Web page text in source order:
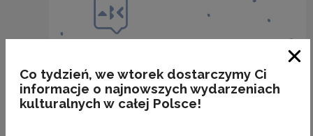
Co tydzień, we wtorek dostarczymy Ci
informacje o najnowszych wydarzeniach
kulturalnych w całej Polsce!